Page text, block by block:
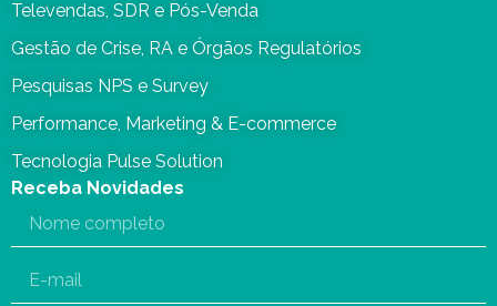
Televendas, SDR e Pós-Venda
Gestão de Crise, RA e Órgãos Regulatórios
Pesquisas NPS e Survey
Performance, Marketing & E-commerce
Tecnologia Pulse Solution
Receba Novidades